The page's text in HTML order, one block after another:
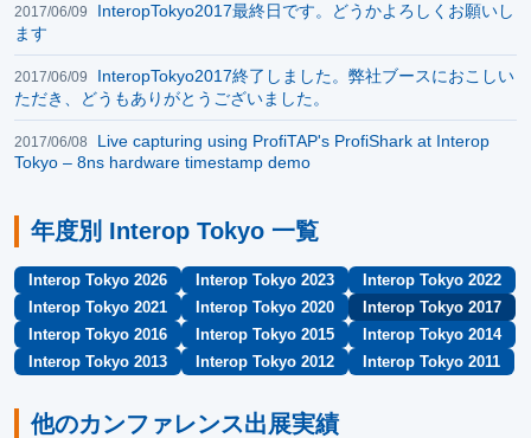
2017/06/09
InteropTokyo2017最終日です。どうかよろしくお願いし
ます
2017/06/09
InteropTokyo2017終了しました。弊社ブースにおこしい
ただき、どうもありがとうございました。
2017/06/08
Live capturing using ProfiTAP's ProfiShark at Interop
Tokyo – 8ns hardware timestamp demo
年度別 Interop Tokyo 一覧
Interop Tokyo 2026 Interop Tokyo 2023
Interop Tokyo 2022
Interop Tokyo 2021
Interop Tokyo 2020
Interop Tokyo 2017
Interop Tokyo 2016
Interop Tokyo 2015
Interop Tokyo 2014
Interop Tokyo 2013
Interop Tokyo 2012 Interop Tokyo 2011
他のカンファレンス出展実績